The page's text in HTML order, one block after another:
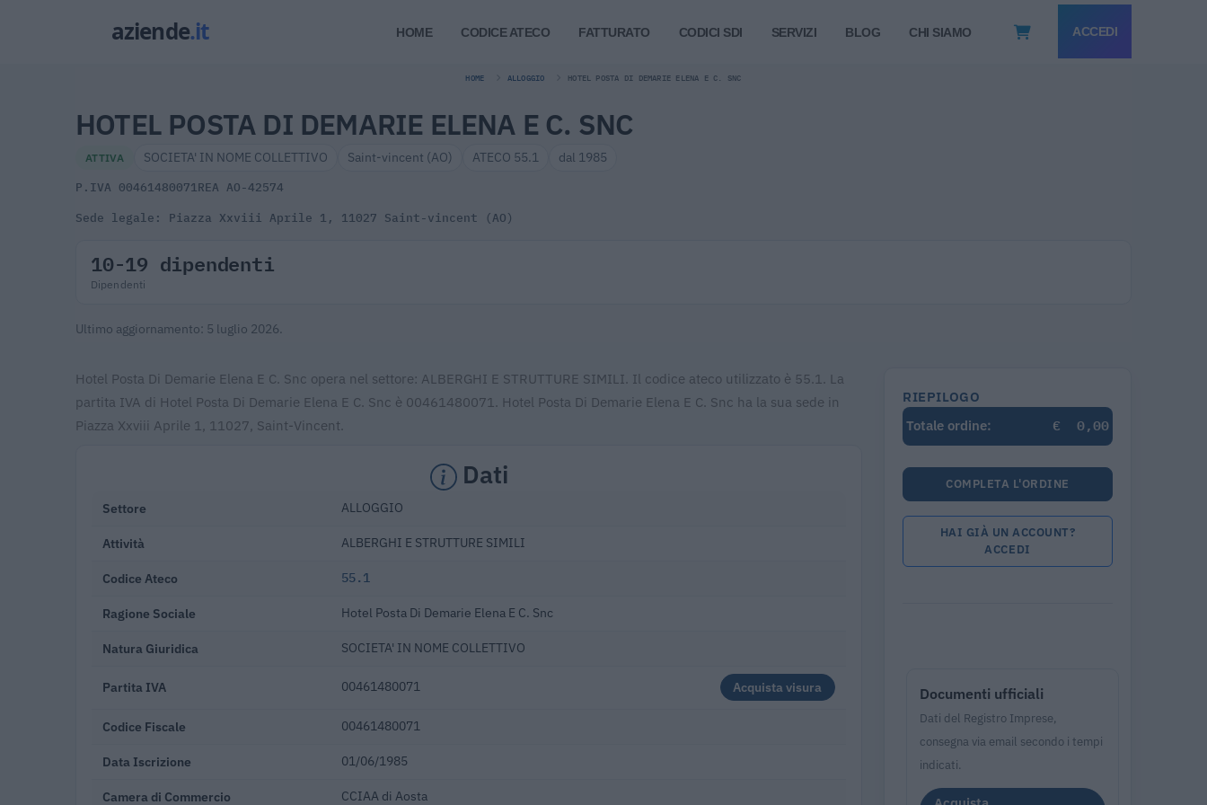
HOME CODICE ATECO FATTURATO CODICI SDI SERVIZI BLOG CHI SIAMO ACCEDI
HOME ALLOGGIO HOTEL POSTA DI DEMARIE ELENA E C. SNC
HOTEL POSTA DI DEMARIE ELENA E C. SNC
ATTIVA SOCIETA' IN NOME COLLETTIVO Saint-vincent (AO) ATECO 55.1 dal 1985
P.IVA 00461480071REA AO-42574
Sede legale: Piazza Xxviii Aprile 1, 11027 Saint-vincent (AO)
10-19 dipendenti
Dipendenti
Ultimo aggiornamento: 5 luglio 2026.
Hotel Posta Di Demarie Elena E C. Snc opera nel settore: ALBERGHI E STRUTTURE SIMILI. Il codice ateco utilizzato è 55.1. La
partita IVA di Hotel Posta Di Demarie Elena E C. Snc è 00461480071. Hotel Posta Di Demarie Elena E C. Snc ha la sua sede in
Piazza Xxviii Aprile 1, 11027, Saint-Vincent.
Dati
Settore ALLOGGIO
Attività ALBERGHI E STRUTTURE SIMILI
Codice Ateco 55.1
Ragione Sociale Hotel Posta Di Demarie Elena E C. Snc
Natura Giuridica SOCIETA' IN NOME COLLETTIVO
Partita IVA 00461480071 Acquista visura
Codice Fiscale 00461480071
Data Iscrizione 01/06/1985
Camera di Commercio CCIAA di Aosta
RIEPILOGO
Totale ordine:
€ 0,00
COMPLETA L'ORDINE
HAI GIÀ UN ACCOUNT?
ACCEDI
Documenti ufficiali
Dati del Registro Imprese,
consegna via email secondo i tempi
indicati.